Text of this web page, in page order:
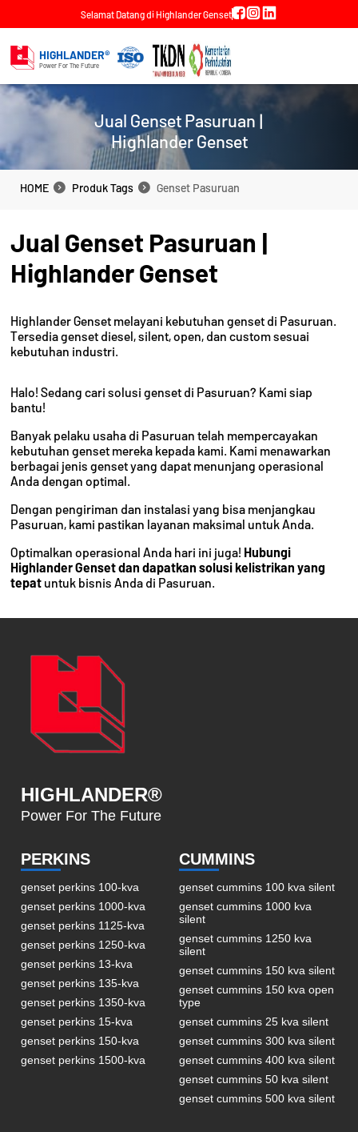
Selamat Datang di Highlander Genset
HIGHLANDER®
Power For The Future
Jual Genset Pasuruan |
Highlander Genset
HOME Produk Tags Genset Pasuruan
HOME Produk Tags Genset Pasuruan
Jual Genset Pasuruan |
Highlander Genset
Highlander Genset melayani kebutuhan genset di Pasuruan.
Tersedia genset diesel, silent, open, dan custom sesuai
kebutuhan industri.
Halo! Sedang cari solusi genset di Pasuruan? Kami siap
bantu!
Banyak pelaku usaha di Pasuruan telah mempercayakan
kebutuhan genset mereka kepada kami. Kami menawarkan
berbagai jenis genset yang dapat menunjang operasional
Anda dengan optimal.
Dengan pengiriman dan instalasi yang bisa menjangkau
Pasuruan, kami pastikan layanan maksimal untuk Anda.
Optimalkan operasional Anda hari ini juga! Hubungi
Highlander Genset dan dapatkan solusi kelistrikan yang
tepat untuk bisnis Anda di Pasuruan.
HIGHLANDER®
Power For The Future
PERKINS
genset perkins 100-kva
genset perkins 1000-kva
genset perkins 1125-kva
genset perkins 1250-kva
genset perkins 13-kva
genset perkins 135-kva
genset perkins 1350-kva
genset perkins 15-kva
genset perkins 150-kva
genset perkins 1500-kva
CUMMINS
genset cummins 100 kva silent
genset cummins 1000 kva
silent
genset cummins 1250 kva
silent
genset cummins 150 kva silent
genset cummins 150 kva open
type
genset cummins 25 kva silent
genset cummins 300 kva silent
genset cummins 400 kva silent
genset cummins 50 kva silent
genset cummins 500 kva silent